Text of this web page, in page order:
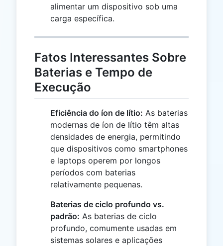
alimentar um dispositivo sob uma
carga específica.
Fatos Interessantes Sobre
Baterias e Tempo de
Execução
Eficiência do íon de lítio: As baterias
modernas de íon de lítio têm altas
densidades de energia, permitindo
que dispositivos como smartphones
e laptops operem por longos
períodos com baterias
relativamente pequenas.
Baterias de ciclo profundo vs.
padrão: As baterias de ciclo
profundo, comumente usadas em
sistemas solares e aplicações